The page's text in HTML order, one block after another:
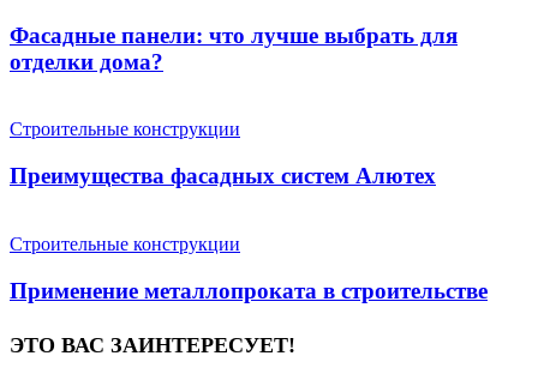
Фасадные панели: что лучше выбрать для
отделки дома?
Строительные конструкции
Преимущества фасадных систем Алютех
Строительные конструкции
Применение металлопроката в строительстве
ЭТО ВАС ЗАИНТЕРЕСУЕТ!